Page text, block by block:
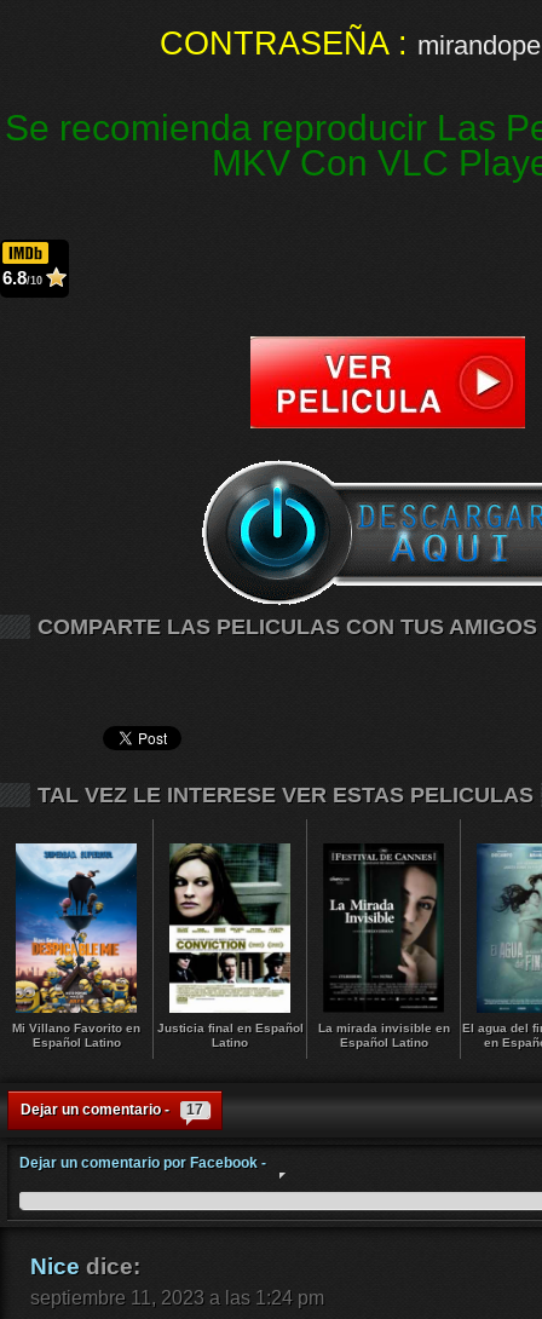
CONTRASEÑA :
Se recomienda reproducir Las
MKV Con VLC
6.8/10
COMPARTE LAS PELICULAS CON TUS AMIGOS
TAL VEZ LE INTERESE VER ESTAS PELICULAS
Mi Villano Favorito en
Español Latino
Justicia final en Español
Latino
La mirada invisible en
Español Latino
El agua del
en
Dejar un comentario - 17
Dejar un comentario por Facebook -
Nice dice:
septiembre 11, 2023 a las 1:24 pm